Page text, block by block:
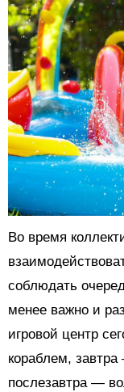
Во время
соблюдать
менее важно и
игровой центр
кораблем,
послезавтра —